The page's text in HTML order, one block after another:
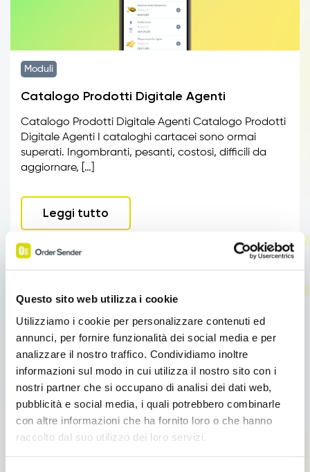
Questo sito web utilizza i cookie
Utilizziamo i cookie per personalizzare contenuti ed
annunci, per fornire funzionalità dei social media e per
analizzare il nostro traffico. Condividiamo inoltre
informazioni sul modo in cui utilizza il nostro sito con i
nostri partner che si occupano di analisi dei dati web,
pubblicità e social media, i quali potrebbero combinarle
con altre informazioni che ha fornito loro o che hanno
raccolto dal suo utilizzo dei loro servizi.
Moduli
Catalogo Prodotti Digitale Agenti
Catalogo Prodotti Digitale Agenti Catalogo Prodotti
Digitale Agenti I cataloghi cartacei sono ormai
superati. Ingombranti, pesanti, costosi, difficili da
aggiornare, […]
Leggi tutto
Moduli